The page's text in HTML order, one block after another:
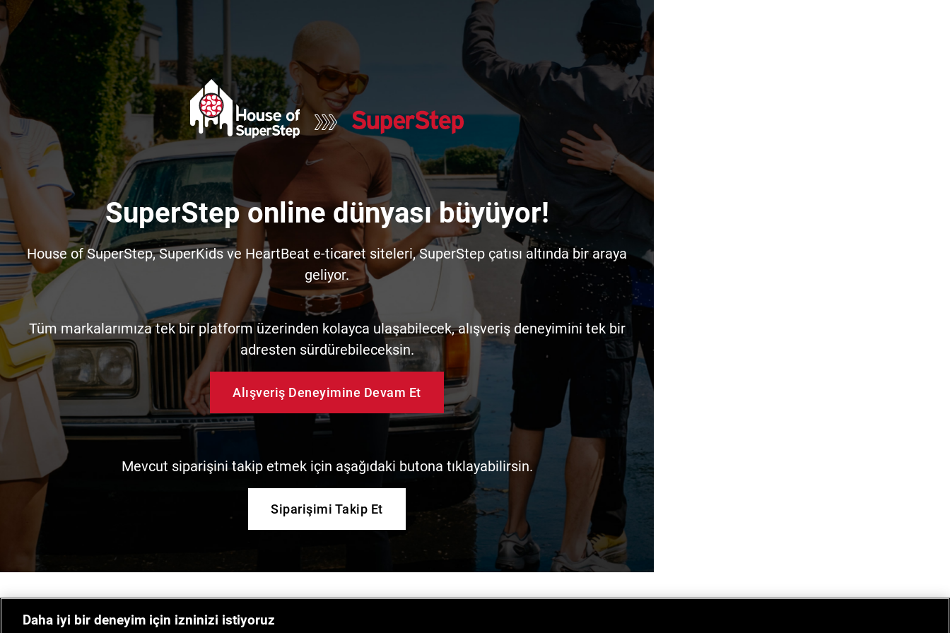
SuperStep online dünyası büyüyor!
House of SuperStep, SuperKids ve HeartBeat e-ticaret siteleri, SuperStep çatısı altında bir araya
geliyor.
Tüm markalarımıza tek bir platform üzerinden kolayca ulaşabilecek, alışveriş deneyimini tek bir
adresten sürdürebileceksin.
Alışveriş Deneyimine Devam Et
Mevcut siparişini takip etmek için aşağıdaki butona tıklayabilirsin.
Siparişimi Takip Et
Daha iyi bir deneyim için izninizi istiyoruz